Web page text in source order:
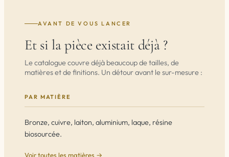
AVANT DE VOUS LANCER
Et si la pièce existait déjà ?
Le catalogue couvre déjà beaucoup de tailles, de
matières et de finitions. Un détour avant le sur-mesure :
PAR MATIÈRE
Bronze, cuivre, laiton, aluminium, laque, résine
biosourcée.
Voir toutes les matières →